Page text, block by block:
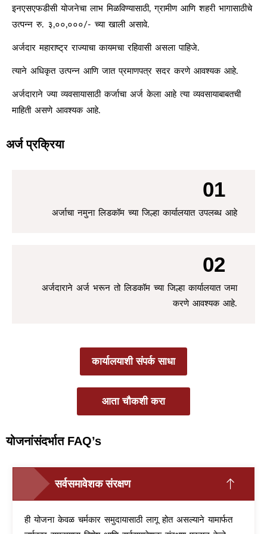
पदवीत्तर शिक्षणासाठी महिलांना ६.५% तर पुरुषांना ७% व्याज दराने कर्ज
पुरवठा केला जातो. या शैक्षणिक कर्जाचा परतफेड कालावधी हा १०
लाखापर्यंतच्या कर्जासाठी १० वर्षे तर त्यापुढील कर्जासाठी १२ वर्षे एवढा
इनएसएफडीसी योजनेचा लाभ मिळविण्यासाठी, ग्रामीण आणि शहरी भागासाठीचे
उत्पन्न रु. ३,००,०००/- च्या खाली असावे.
अर्जदार महाराष्ट्र राज्याचा कायमचा रहिवासी असला पाहिजे.
त्याने अधिकृत उत्पन्न आणि जात प्रमाणपत्र सदर करणे आवश्यक आहे.
अर्जदाराने ज्या व्यवसायासाठी कर्जाचा अर्ज केला आहे त्या व्यवसायाबाबतची
माहिती असणे आवश्यक आहे.
अर्ज प्रक्रिया
01
अर्जाचा नमुना लिडकॉम च्या जिल्हा कार्यालयात उपलब्ध आहे
02
अर्जदाराने अर्ज भरून तो लिडकॉम च्या जिल्हा कार्यालयात जमा
करणे आवश्यक आहे.
कार्यालयाशी संपर्क साधा
आता चौकशी करा
योजनांसंदर्भात FAQ’s
सर्वसमावेशक संरक्षण
ही योजना केवळ चर्मकार समुदायासाठी लागू होत असल्याने यामार्फत